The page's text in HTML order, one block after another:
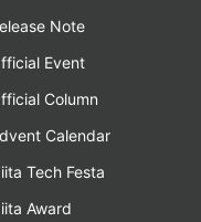
Note
Event
Column
Calendar
Tech Festa
Award